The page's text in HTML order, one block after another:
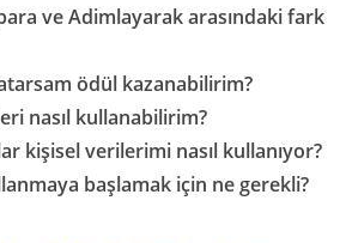
ve Adimlayarak arasındaki fark
ödül kazanabilirim?
nasıl kullanabilirim?
kişisel verilerimi nasıl kullanıyor?
başlamak için ne gerekli?